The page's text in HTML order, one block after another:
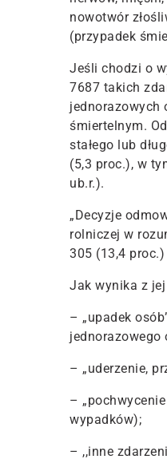
nowotwór
(przypadek
Jeśli chodzi o
7687 takich
jednorazowych
śmiertelnym.
stałego lub
(5,3 proc.), w
ub.r.).
„Decyzje
rolniczej w
305 (13,4
Jak wynika z
– „upadek
jednorazowego
– „uderzenie,
–
wypadków);
– ,,inne